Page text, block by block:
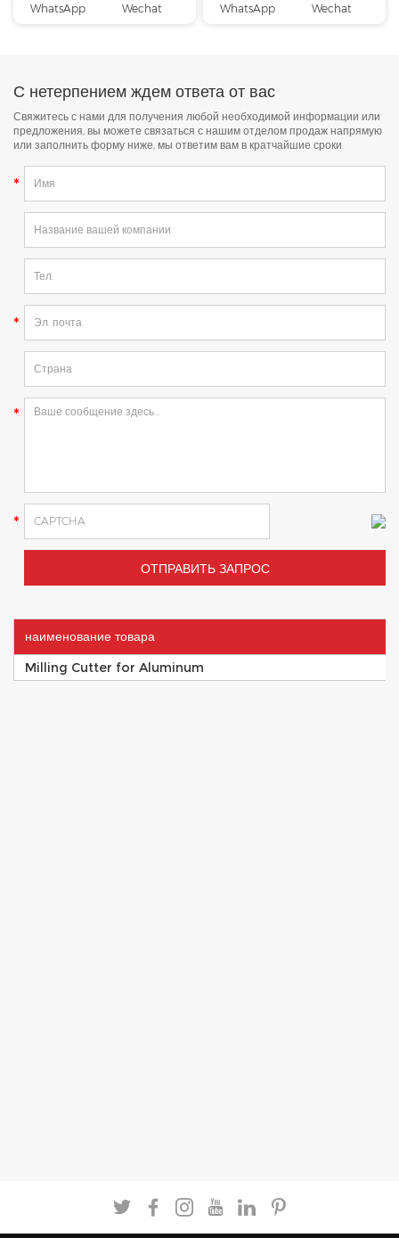
WhatsApp Wechat WhatsApp Wechat
С нетерпением ждем ответа от вас
Свяжитесь с нами для получения любой необходимой информации или
предложения, вы можете связаться с нашим отделом продаж напрямую
или заполнить форму ниже, мы ответим вам в кратчайшие сроки.
наименование товара
Milling Cutter for Aluminum